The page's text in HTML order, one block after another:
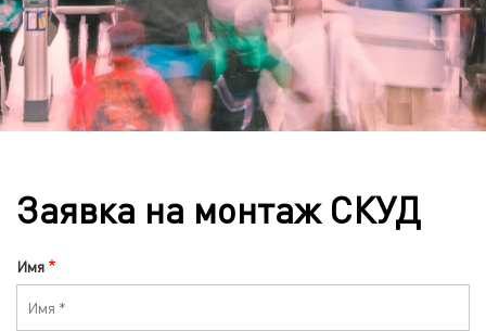
Заявка на монтаж СКУД
Имя